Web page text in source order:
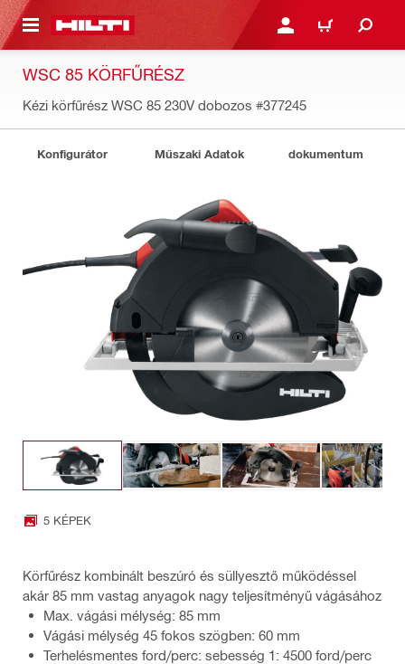
TARTALOMRA BEJELENTKEZÉS VAGY
KOSÁR
WSC 85 KÖRFŰRÉSZ
Kézi körfűrész WSC 85 230V dobozos #377245
Konfigurátor Műszaki Adatok dokumentum
5 KÉPEK
Körfűrész kombinált beszúró és süllyesztő működéssel
akár 85 mm vastag anyagok nagy teljesítményű vágásához
Max. vágási mélység: 85 mm
Vágási mélység 45 fokos szögben: 60 mm
Terhelésmentes ford/perc: sebesség 1: 4500 ford/perc